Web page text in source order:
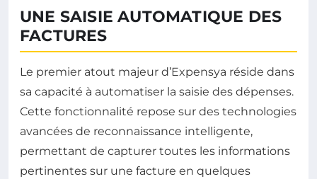
UNE SAISIE AUTOMATIQUE DES
FACTURES
Le premier atout majeur d’Expensya réside dans
sa capacité à automatiser la saisie des dépenses.
Cette fonctionnalité repose sur des technologies
avancées de reconnaissance intelligente,
permettant de capturer toutes les informations
pertinentes sur une facture en quelques